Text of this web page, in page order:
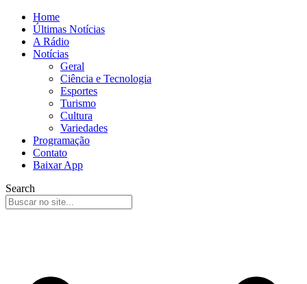
Home
Últimas Notícias
A Rádio
Notícias
Geral
Ciência e Tecnologia
Esportes
Turismo
Cultura
Variedades
Programação
Contato
Baixar App
Search